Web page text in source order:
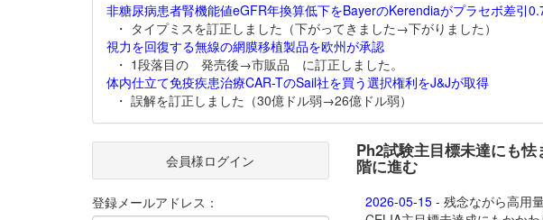
非糖尿病患者腎機能値eGFR年換算低下をBayerのKerendiaがプラセボ差引
・ タイプミスを訂正しました（下がってきました→下がりました）
視力を回復する無線の網膜移植製品を欧州が承認
・ 1段落目の 発売後→市販品 に訂正しました。
体内仕立て免疫疾患治療CAR-TのSail社を買う選択権利をJ&Jが取得
・ 誤解を訂正しました（30億ドル弱→26億ドル弱）
Ph2試験主目標未達にも
階に進む
2026-05-15- 残念ながら高用
会員様ログイン
登録メールアドレス：